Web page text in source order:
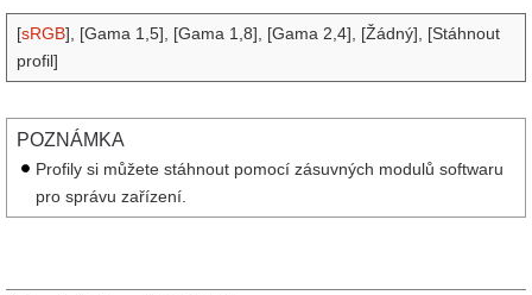
[sRGB], [Gama 1,5], [Gama 1,8], [Gama 2,4], [Žádný], [Stáhnout
profil]
POZNÁMKA
Profily si můžete stáhnout pomocí zásuvných modulů softwaru
pro správu zařízení.